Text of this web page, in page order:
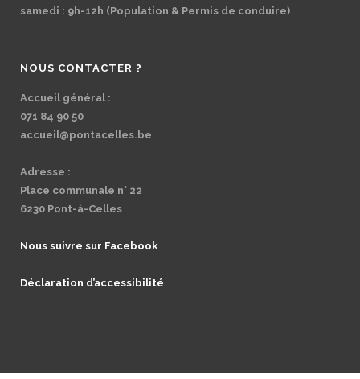
samedi : 9h-12h (Population & Permis de conduire)
NOUS CONTACTER ?
Accueil général :
071 84 90 50
accueil@pontacelles.be
Adresse :
Place communale n° 22
6230 Pont-à-Celles
Nous suivre sur Facebook
Déclaration d’accessibilité